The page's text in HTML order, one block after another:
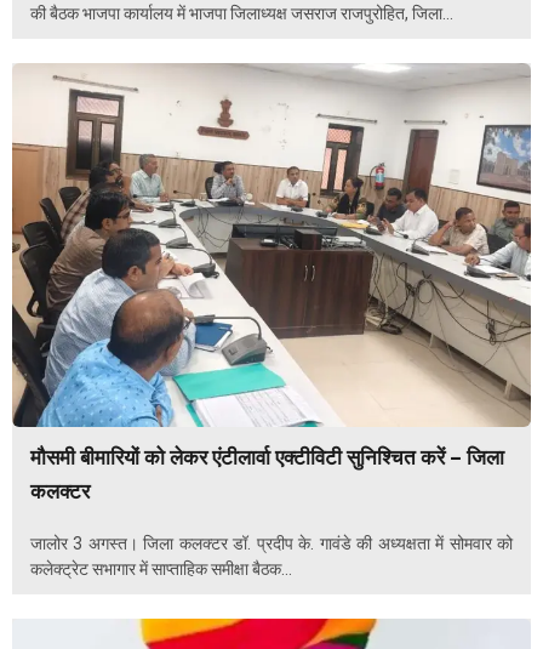
की बैठक भाजपा कार्यालय में भाजपा जिलाध्यक्ष जसराज राजपुरोहित, जिला...
मौसमी बीमारियों को लेकर एंटीलार्वा एक्टीविटी सुनिश्चित करें – जिला
कलक्टर
जालोर 3 अगस्त। जिला कलक्टर डॉ. प्रदीप के. गावंडे की अध्यक्षता में सोमवार को
कलेक्ट्रेट सभागार में साप्ताहिक समीक्षा बैठक...